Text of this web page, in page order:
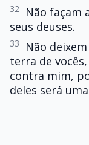
32
Não façam
seus deuses.
33
Não
terra de
contra mim,
deles será